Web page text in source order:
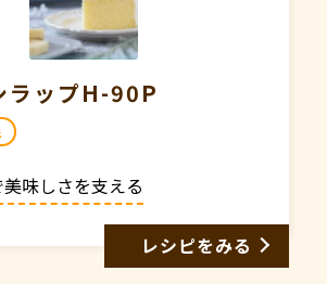
ラップH-90P
味しさを支える
レシピをみる